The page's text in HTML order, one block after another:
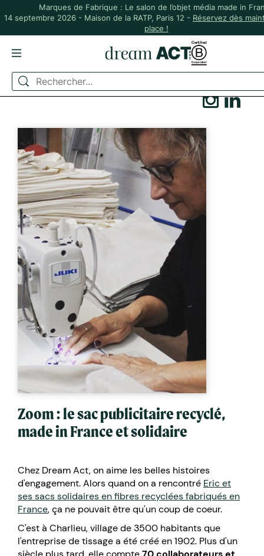
Marques de Fabrique : Le salon de l’objet média made in
14 septembre 2026 - Maison de la RATP, Paris 12 - Réservez dès
place !
Zoom : le sac publicitaire recyclé,
made in France et solidaire
Chez Dream Act, on aime les belles histoires
d'engagement. Alors quand on a rencontré Eric et
ses sacs solidaires en fibres recyclées fabriqués en
France, ça ne pouvait être qu'un coup de coeur.
C'est à Charlieu, village de 3500 habitants que
l'entreprise de tissage a été créé en 1902. Plus d'un